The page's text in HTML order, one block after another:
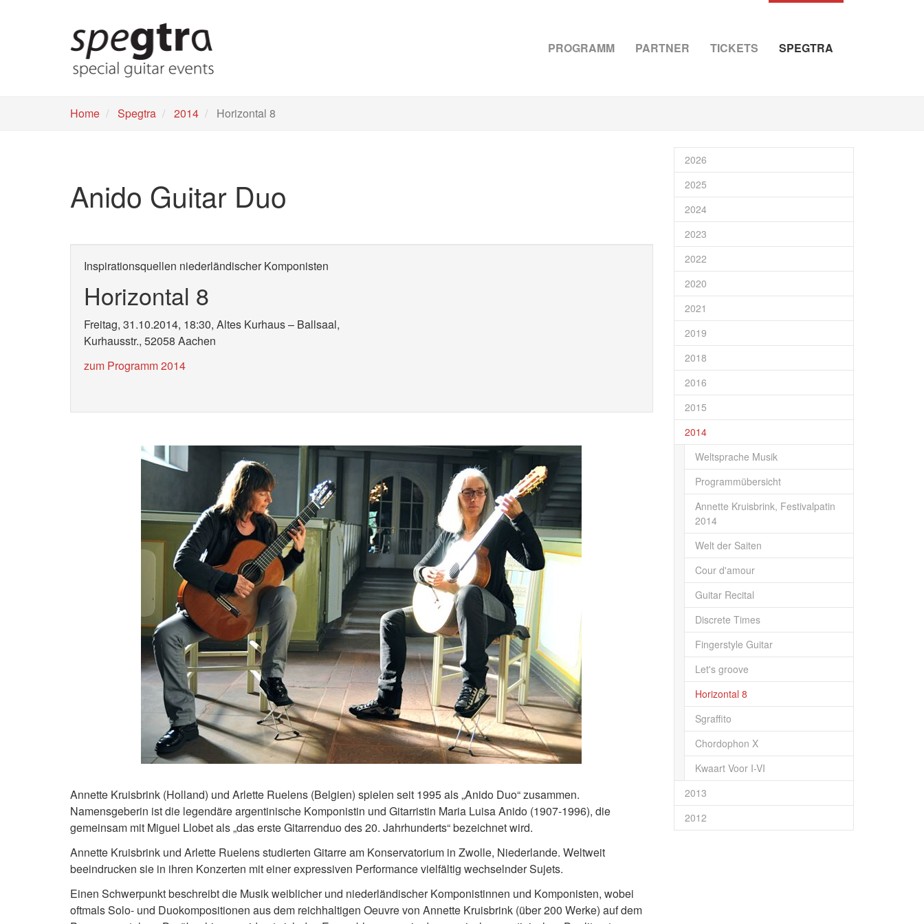
PROGRAMM PARTNER TICKETS SPEGTRA
Home Spegtra 2014 Horizontal 8
Anido Guitar Duo
Inspirationsquellen niederländischer Komponisten
Horizontal 8
Freitag, 31.10.2014, 18:30, Altes Kurhaus – Ballsaal,
Kurhausstr., 52058 Aachen
zum Programm 2014
Annette Kruisbrink (Holland) und Arlette Ruelens (Belgien) spielen seit 1995 als „Anido Duo“ zusammen.
Namensgeberin ist die legendäre argentinische Komponistin und Gitarristin Maria Luisa Anido (1907-1996), die
gemeinsam mit Miguel Llobet als „das erste Gitarrenduo des 20. Jahrhunderts“ bezeichnet wird.
Annette Kruisbrink und Arlette Ruelens studierten Gitarre am Konservatorium in Zwolle, Niederlande. Weltweit
beeindrucken sie in ihren Konzerten mit einer expressiven Performance vielfältig wechselnder Sujets.
Einen Schwerpunkt beschreibt die Musik weiblicher und niederländischer Komponistinnen und Komponisten, wobei
oftmals Solo- und Duokompositionen aus dem reichhaltigen Oeuvre von Annette Kruisbrink (über 200 Werke) auf dem
2026
2025
2024
2023
2022
2020
2021
2019
2018
2016
2015
2014
Weltsprache Musik
Programmübersicht
Annette Kruisbrink, Festivalpatin
2014
Welt der Saiten
Cour d'amour
Guitar Recital
Discrete Times
Fingerstyle Guitar
Let's groove
Horizontal 8
Sgraffito
Chordophon X
Kwaart Voor I-VI
2013
2012